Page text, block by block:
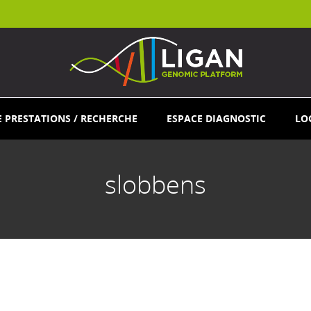
PRESTATIONS / RECHERCHE ESPACE DIAGNOSTIC
slobbens